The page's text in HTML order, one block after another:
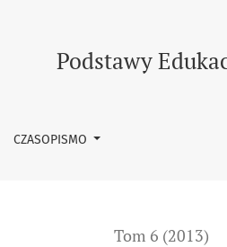
się w rodzinie – wybrane
Podstawy
CZASOPISMO
Tom 6 (2013)